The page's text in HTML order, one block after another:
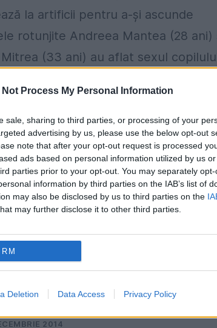
Not Process My Personal Information
sale, sharing to third parties, or processing of your
advertising by us, please use the below opt-out
note that after your opt-out request is processed
ads based on personal information utilized by us
parties prior to your opt-out. You may separately
information by third parties on the IAB’s list of
may also be disclosed by us to third parties on the
may further disclose it to other third parties.
Deletion Data Access Privacy Policy
la artificii pentru a-și ascunde
rotunjite Andreea Mantea (28 ani)
(33 ani) au aflat sexul
Mantea a primit o noua
2014